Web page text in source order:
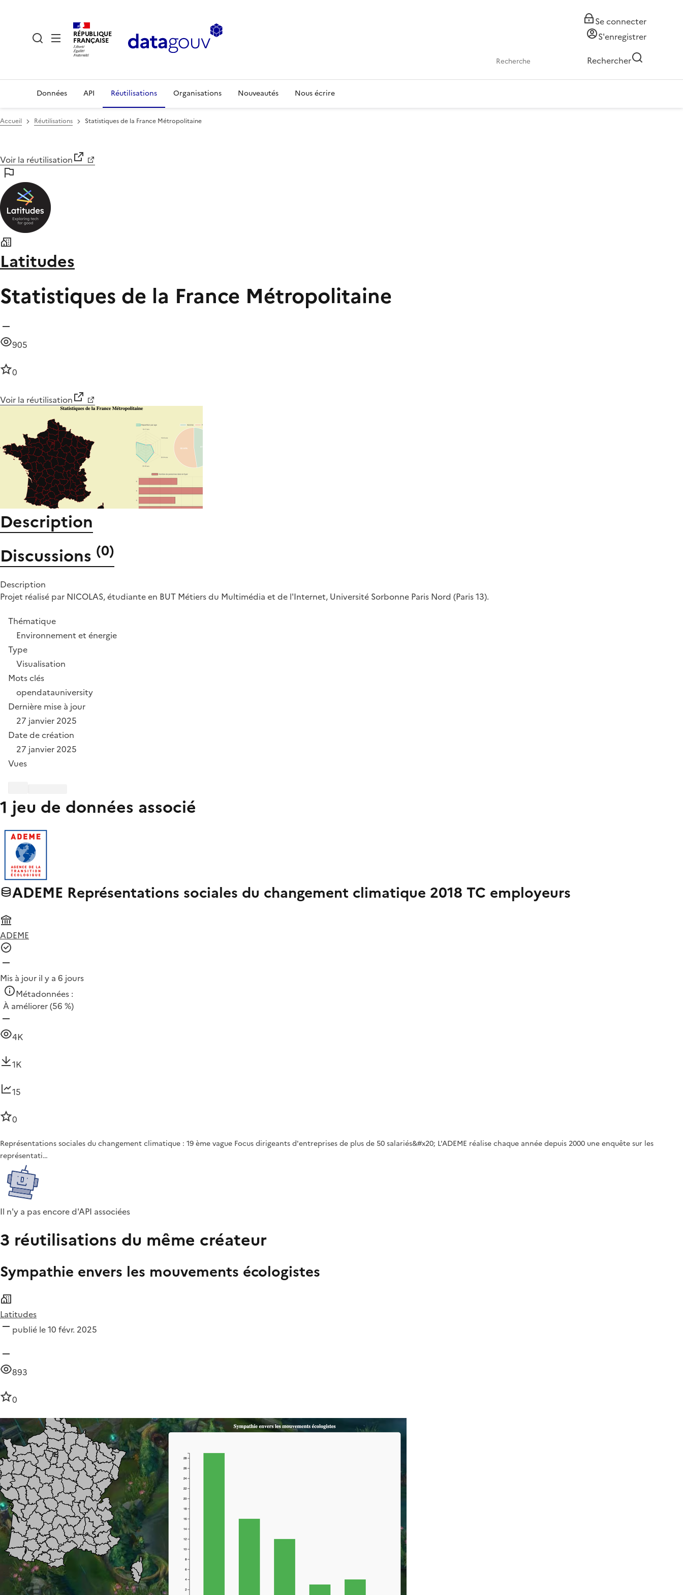
RÉPUBLIQUE
FRANÇAISE
Se connecter
S'enregistrer
Rechercher
Données API Réutilisations Organisations Nouveautés Nous écrire
Accueil Réutilisations Statistiques de la France Métropolitaine
Voir la réutilisation
Latitudes
Statistiques de la France Métropolitaine
905
0
Voir la réutilisation
Description
Discussions (0)
Description
Projet réalisé par NICOLAS, étudiante en BUT Métiers du Multimédia et de l'Internet, Université Sorbonne Paris Nord (Paris 13).
Thématique
Environnement et énergie
Type
Visualisation
Mots clés
opendatauniversity
Dernière mise à jour
27 janvier 2025
Date de création
27 janvier 2025
Vues
1 jeu de données associé
ADEME Représentations sociales du changement climatique 2018 TC employeurs
ADEME
Mis à jour il y a 6 jours
Métadonnées :
À améliorer(56 %)
4K
1K
15
0
Représentations sociales du changement climatique : 19 ème vague Focus dirigeants d'entreprises de plus de 50 salariés&#x20; L'ADEME réalise chaque année depuis 2000 une enquête sur les
représentati…
Il n'y a pas encore d'API associées
3 réutilisations du même créateur
Sympathie envers les mouvements écologistes
Latitudes
publié le 10 févr. 2025
893
0